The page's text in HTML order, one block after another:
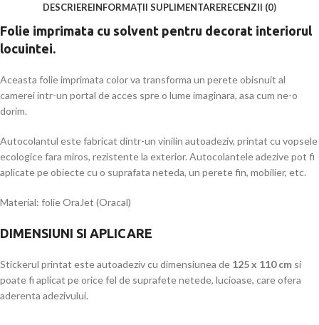
DESCRIEREINFORMAȚII SUPLIMENTARERECENZII (0)
Folie imprimata cu solvent pentru decorat interiorul
locuintei.
Aceasta folie imprimata color va transforma un perete obisnuit al
camerei intr-un portal de acces spre o lume imaginara, asa cum ne-o
dorim.
Autocolantul este fabricat dintr-un vinilin autoadeziv, printat cu vopsele
ecologice fara miros, rezistente la exterior. Autocolantele adezive pot fi
aplicate pe obiecte cu o suprafata neteda, un perete fin, mobilier, etc.
Material: folie OraJet (Oracal)
DIMENSIUNI SI APLICARE
Stickerul printat este autoadeziv cu dimensiunea de 125 x 110 cm si
poate fi aplicat pe orice fel de suprafete netede, lucioase, care ofera
aderenta adezivului.